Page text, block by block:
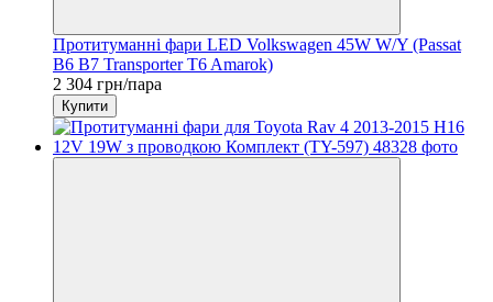
Протитуманні фари LED Volkswagen 45W W/Y (Passat
B6 B7 Transporter T6 Amarok)
2 304 грн/пара
Купити